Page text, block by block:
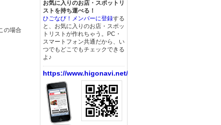
の場合
お気に入りのお店・スポットリ
ストを持ち運べる！
ひごなび！メンバーに登録する
と、お気に入りのお店・スポッ
トリストが作れちゃう。PC・
スマートフォン共通だから、い
つでもどこでもチェックできる
よ♪
https://www.higonavi.net/